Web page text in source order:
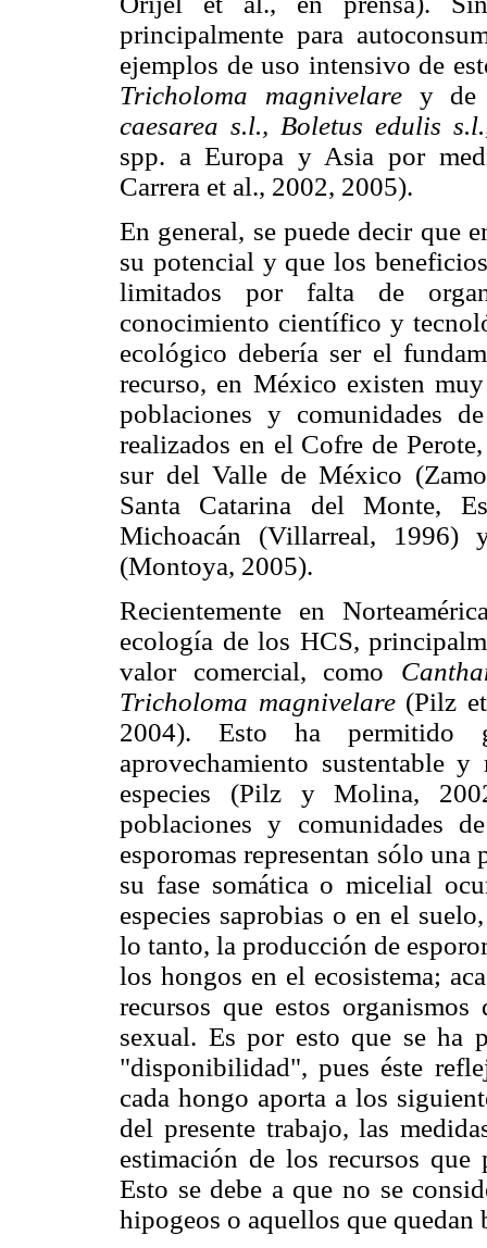
principalmente para
ejemplos de uso intensivo de
Tricholoma magnivelare y de
caesarea s.l., Boletus edulis
spp. a Europa y Asia por
Carrera et al., 2002, 2005).
En general, se puede decir que
su potencial y que los
limitados por falta de
conocimiento científico y
ecológico debería ser el
recurso, en México existen
poblaciones y comunidades
realizados en el Cofre de
sur del Valle de México
Santa Catarina del Monte,
Michoacán (Villarreal,
(Montoya, 2005).
Recientemente en
ecología de los HCS,
valor comercial, como
Tricholoma magnivelare (Pilz
2004). Esto ha permitido
aprovechamiento sustentable
especies (Pilz y Molina,
poblaciones y comunidades
esporomas representan sólo
su fase somática o micelial
especies saprobias o en el
lo tanto, la producción de
los hongos en el ecosistema;
recursos que estos
sexual. Es por esto que se ha
"disponibilidad", pues éste
cada hongo aporta a los
del presente trabajo, las
estimación de los recursos que
Esto se debe a que no se
hipogeos o aquellos que quedan